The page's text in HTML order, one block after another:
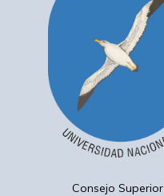
Consejo Superior